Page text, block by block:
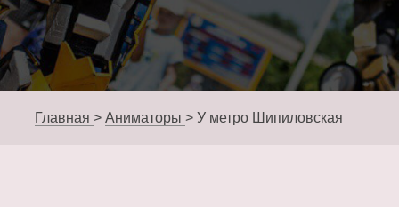
Главная > Аниматоры > У метро Шипиловская